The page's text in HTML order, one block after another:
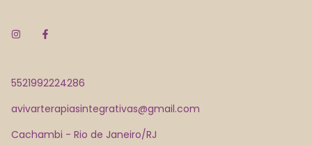
5521992224286
avivarterapiasintegrativas@gmail.com
Cachambi - Rio de Janeiro/RJ